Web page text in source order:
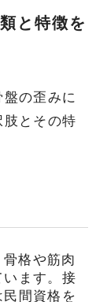
と特徴を
の歪みに
とその特
格や筋肉
ます。接
間資格を